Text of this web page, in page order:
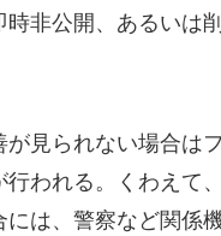
時非公開、あるいは
が見られない場合は
行われる。くわえて
には、警察など関係